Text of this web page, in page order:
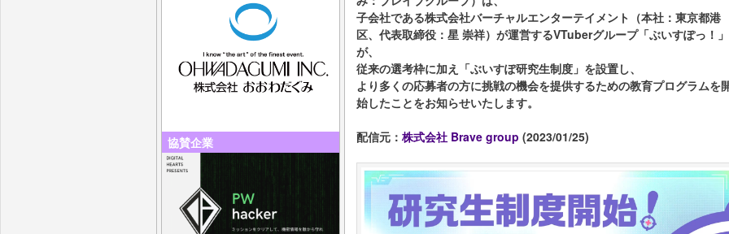
協賛企業
子会社である株式会社バーチャルエンターテイメント（本社：東京都港
区、代表取締役：星 崇祥）が運営するVTuberグループ「ぶいすぽっ！」
が、
従来の選考枠に加え「ぶいすぽ研究生制度」を設置し、
より多くの応募者の方に挑戦の機会を提供するための教育プログラムを
始したことをお知らせいたします。
配信元： 株式会社 Brave group (2023/01/25)